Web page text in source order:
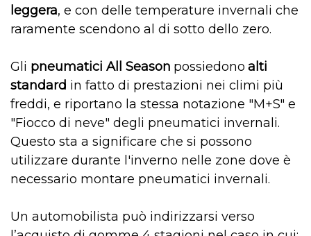
leggera, e con delle temperature invernali che
raramente scendono al di sotto dello zero.
Gli pneumatici All Season possiedono alti
standard in fatto di prestazioni nei climi più
freddi, e riportano la stessa notazione "M+S" e
"Fiocco di neve" degli pneumatici invernali.
Questo sta a significare che si possono
utilizzare durante l'inverno nelle zone dove è
necessario montare pneumatici invernali.
Un automobilista può indirizzarsi verso